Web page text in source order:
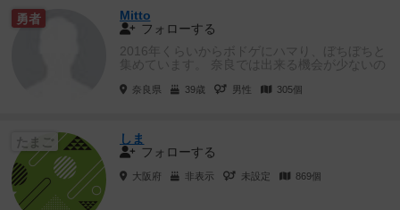
勇者
Mitto
フォローする
2016年くらいからボドゲにハマり、ぼちぼちと
集めています。 奈良では出来る機会が少ないの
奈良県 39歳 男性 305個
たまご
しま
フォローする
大阪府 非表示 未設定 869個